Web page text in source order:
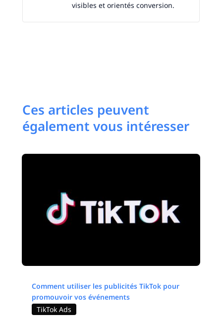
visibles et orientés conversion.
Ces articles peuvent
également vous intéresser
Comment utiliser les publicités TikTok pour
promouvoir vos événements
TikTok Ads